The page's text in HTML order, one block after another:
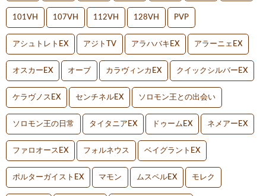
101VH 107VH 112VH 128VH PVP
アシュトレトEX アジトTV アラハバキEX アラーニェEX
オスカーEX オーブ カラヴィンカEX クイックシルバーEX
ケラヴノスEX センチネルEX ソロモン王との出会い
ソロモン王の日常 タイタニアEX ドゥームEX ネメアーEX
ファロオースEX フォルネウス ベイグラントEX
ポルターガイストEX マモン ムスペルEX モレク